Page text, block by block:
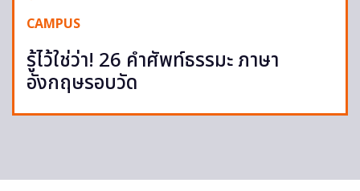
CAMPUS
รู้ไว้ใช่ว่า! 26 คำศัพท์ธรรมะ ภาษา
อังกฤษรอบวัด